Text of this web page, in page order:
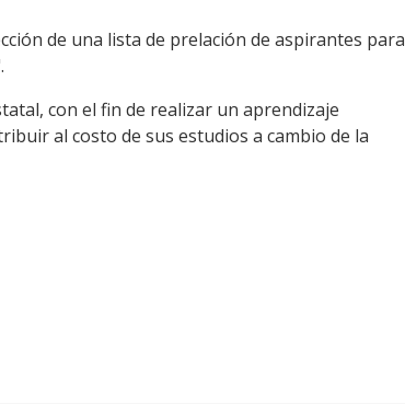
de una lista de prelación de aspirantes para
con el fin de realizar un aprendizaje
al costo de sus estudios a cambio de la